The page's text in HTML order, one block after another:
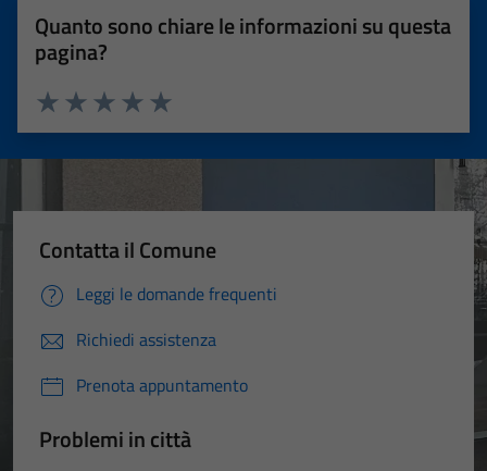
Quanto sono chiare le informazioni su questa
pagina?
Valuta 5 stelle su 5
Valuta 4 stelle su 5
Valuta 3 stelle su 5
Valuta 2 stelle su 5
Valuta 1 stelle su 5
Contatta il Comune
Leggi le domande frequenti
Richiedi assistenza
Prenota appuntamento
Problemi in città